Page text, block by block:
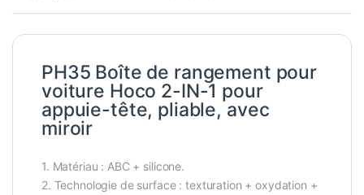
PH35 Boîte de rangement pour
voiture Hoco 2-IN-1 pour
appuie-tête, pliable, avec
miroir
1. Matériau : ABC + silicone.
2. Technologie de surface : texturation + oxydation +